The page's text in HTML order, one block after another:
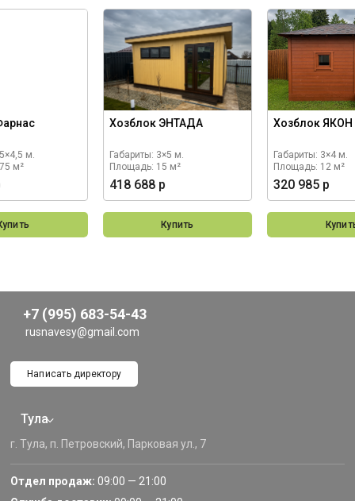
м.
м²
Хозблок ЭНТАДА
Габариты: 3×5 м.
Площадь: 15 м²
418 688 р
Купить
Хозблок ЯКОН
Габариты: 3×4 м.
Площадь: 12 м²
320 985 р
+7 (995) 683-54-43
rusnavesy@gmail.com
Написать директору
Тула
г. Тула, п. Петровский, Парковая ул., 7
Отдел продаж: 09:00 — 21:00